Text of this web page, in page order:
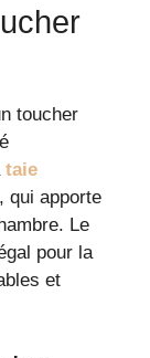
toucher
taie
qui apporte
Le
pour la
et